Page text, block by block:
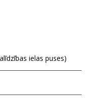
ielas puses)